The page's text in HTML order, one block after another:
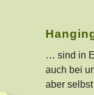
… sind in
auch bei
aber